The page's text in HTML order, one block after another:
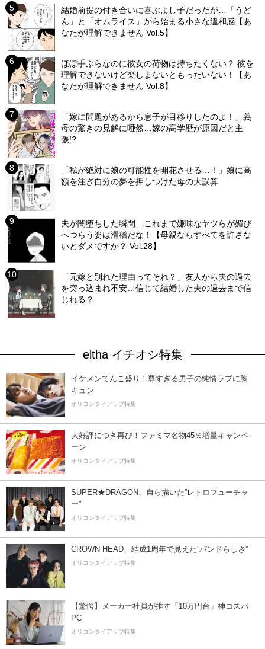
結婚前提の付き合いに喜ぶよし子だったが…「うど
ん」と「オムライス」から始まる小さな違和感【あ
なたが理解できません Vol.5】
ほぼ手ぶらなのに彼女の荷物は持ちたくない？ 彼を
理解できないけど楽しまないともったいない！【あ
なたが理解できません Vol.8】
「嫁に問題があるから息子が目移りしたのよ！」義
母の驚きの見解に唖然…嫁の高学歴が原因だと主
張!?
「私が絶対に娘の可能性を開花させる…！」娘に高
額を注ぎ自分の夢を押しつけた母の大誤算
夫が闇堕ちした瞬間…これまで嫌味なヤツらが媚び
へつらう姿は滑稽だな！【母親ならすべてを許さな
いとダメですか？ Vol.28】
「元嫁と別れた理由ってそれ？」友人から夫の過去
を突っ込まれ不安…信じて結婚した夫の過去まで信
じれる？
eltha イチオシ特集
イケメンてんこ盛り！尊すぎる男子の純情ラブに胸
キュン
オリコンタイアップ特集
大好評につき再び！ファミマ名物45％増量キャンペ
ーン
オリコンタイアップ特集
SUPER★DRAGON、自ら描いた”レトロフューチャ
ー”
オリコンタイアップ特集
CROWN HEAD、結成1周年で見えた”バンドらしさ”
オリコンタイアップ特集
【驚愕】メーカー社員が推す「10万円台」神コスパ
PC
オリコンタイアップ特集